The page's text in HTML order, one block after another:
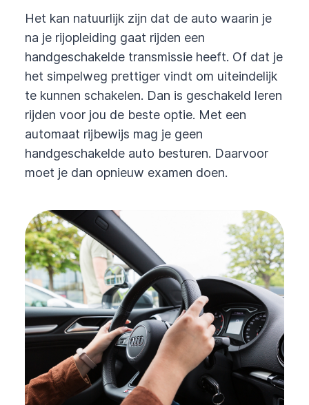
Het kan natuurlijk zijn dat de auto waarin je
na je rijopleiding gaat rijden een
handgeschakelde transmissie heeft. Of dat je
het simpelweg prettiger vindt om uiteindelijk
te kunnen schakelen. Dan is geschakeld leren
rijden voor jou de beste optie. Met een
automaat rijbewijs mag je geen
handgeschakelde auto besturen. Daarvoor
moet je dan opnieuw examen doen.